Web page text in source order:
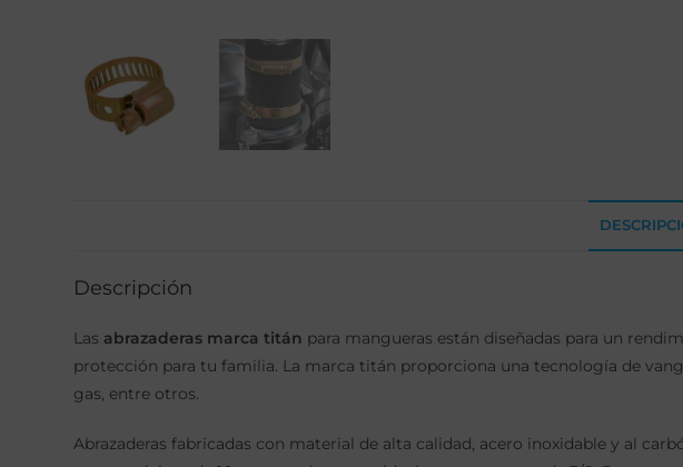
Descripción
Las abrazaderas marca titán para mangueras están diseñadas para un
protección para tu familia. La marca titán proporciona una tecnología de
gas, entre otros.
Abrazaderas fabricadas con material de alta calidad, acero inoxidable y al